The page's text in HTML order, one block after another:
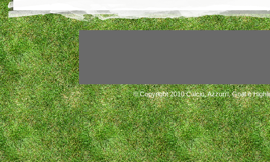
© Copyright 2010Calcio, Azzurri, Goal e